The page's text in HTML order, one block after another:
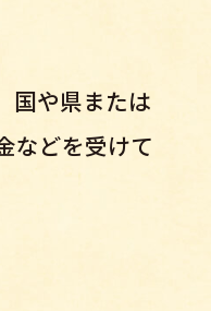
国や県または
などを受けて